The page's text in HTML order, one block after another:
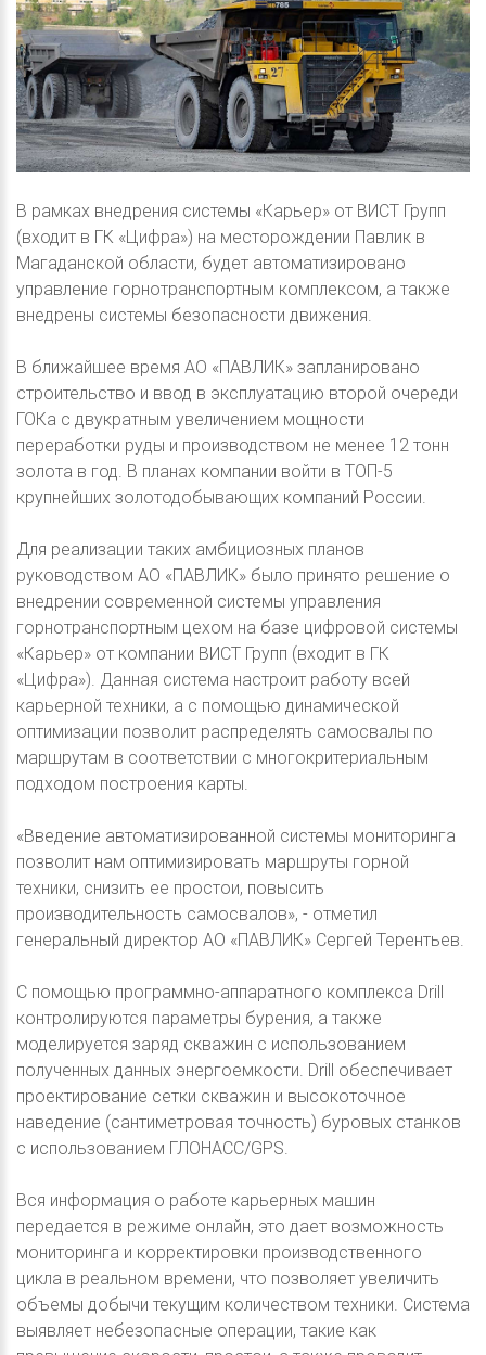
В рамках внедрения системы «Карьер» от ВИСТ Групп
(входит в ГК «Цифра») на месторождении Павлик в
Магаданской области, будет автоматизировано
управление горнотранспортным комплексом, а также
внедрены системы безопасности движения.
В ближайшее время АО «ПАВЛИК» запланировано
строительство и ввод в эксплуатацию второй очереди
ГОКа с двукратным увеличением мощности
переработки руды и производством не менее 12 тонн
золота в год. В планах компании войти в ТОП-5
крупнейших золотодобывающих компаний России.
Для реализации таких амбициозных планов
руководством АО «ПАВЛИК» было принято решение о
внедрении современной системы управления
горнотранспортным цехом на базе цифровой системы
«Карьер» от компании ВИСТ Групп (входит в ГК
«Цифра»). Данная система настроит работу всей
карьерной техники, а с помощью динамической
оптимизации позволит распределять самосвалы по
маршрутам в соответствии с многокритериальным
подходом построения карты.
«Введение автоматизированной системы мониторинга
позволит нам оптимизировать маршруты горной
техники, снизить ее простои, повысить
производительность самосвалов», - отметил
генеральный директор АО «ПАВЛИК» Сергей Терентьев.
С помощью программно-аппаратного комплекса Drill
контролируются параметры бурения, а также
моделируется заряд скважин с использованием
полученных данных энергоемкости. Drill обеспечивает
проектирование сетки скважин и высокоточное
наведение (сантиметровая точность) буровых станков
с использованием ГЛОНАСС/GPS.
Вся информация о работе карьерных машин
передается в режиме онлайн, это дает возможность
мониторинга и корректировки производственного
цикла в реальном времени, что позволяет увеличить
объемы добычи текущим количеством техники. Система
выявляет небезопасные операции, такие как